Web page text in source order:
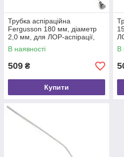
Трубка аспіраційна
Fergusson 180 мм, діаметр
2,0 мм, для ЛОР-аспірації,
Durable Hospital
В наявності
509 ₴
Купити
В